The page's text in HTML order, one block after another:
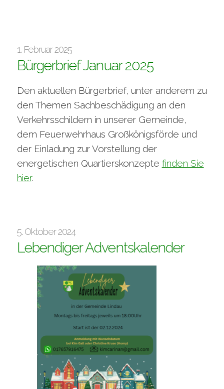
1. Februar 2025
Bürgerbrief Januar 2025
Den aktuellen Bürgerbrief, unter anderem zu
den Themen Sachbeschädigung an den
Verkehrsschildern in unserer Gemeinde,
dem Feuerwehrhaus Großkönigsförde und
der Einladung zur Vorstellung der
energetischen Quartierskonzepte finden Sie
hier.
5. Oktober 2024
Lebendiger Adventskalender